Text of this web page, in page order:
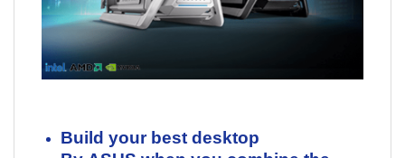
Build your best desktop